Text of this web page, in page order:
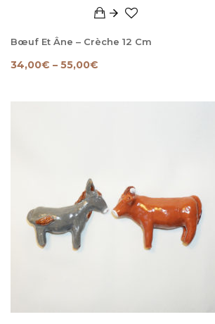
Bœuf Et Âne – Crèche 12 Cm
34,00€ – 55,00€